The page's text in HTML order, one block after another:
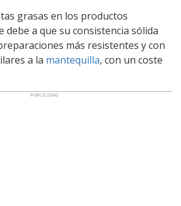
grasas en los productos
debe a que su consistencia sólida
más resistentes y con
a la mantequilla, con un coste